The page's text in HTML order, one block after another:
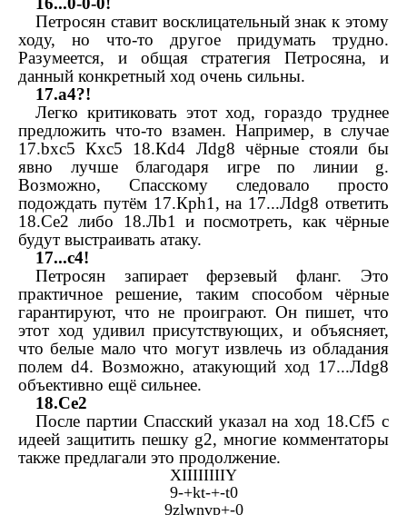
Петросян ставит восклицательный знак к этому
ходу, но что-то другое придумать трудно.
Разумеется, и общая стратегия Петросяна, и
данный конкретный ход очень сильны.
17.a4?!
Легко критиковать этот ход, гораздо труднее
предложить что-то взамен. Например, в случае
17.bxc5Кxc5 18.Кd4 Лdg8 чёрные стояли бы
явно лучше благодаря игре по линии g.
Возможно, Спасскому следовало просто
подождать путём 17.Крh1, на 17...Лdg8 ответить
18.Сe2 либо 18.Лb1 и посмотреть, как чёрные
будут выстраивать атаку.
17...c4!
Петросян запирает ферзевый фланг. Это
практичное решение, таким способом чёрные
гарантируют, что не проиграют. Он пишет, что
этот ход удивил присутствующих, и объясняет,
что белые мало что могут извлечь из обладания
полем d4. Возможно, атакующий ход 17...Лdg8
объективно ещё сильнее.
18.Сe2
После партии Спасский указал на ход 18.Сf5 с
идеей защитить пешку g2, многие комментаторы
также предлагали это продолжение.
XIIIIIIIIY
9-+kt-+-t0
9zlwnvp+-0